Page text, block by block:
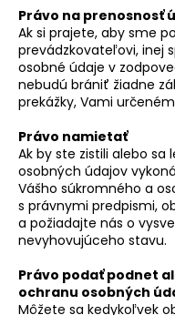
Právo na prenosnosť
Ak si prajete, aby sme
prevádzkovateľovi, inej
osobné údaje v
nebudú brániť žiadne
prekážky, Vami
Právo namietať
Ak by ste zistili alebo
osobných údajov
Vášho súkromného a
s právnymi predpismi,
a požiadajte nás o
nevyhovujúceho stavu.
Právo podať podnet
ochranu osobných
Môžete sa kedykoľvek